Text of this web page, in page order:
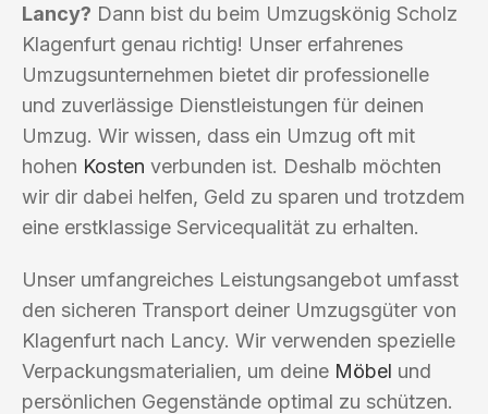
Lancy? Dann bist du beim Umzugskönig Scholz
Klagenfurt genau richtig! Unser erfahrenes
Umzugsunternehmen bietet dir professionelle
und zuverlässige Dienstleistungen für deinen
Umzug. Wir wissen, dass ein Umzug oft mit
hohen Kosten verbunden ist. Deshalb möchten
wir dir dabei helfen, Geld zu sparen und trotzdem
eine erstklassige Servicequalität zu erhalten.
Unser umfangreiches Leistungsangebot umfasst
den sicheren Transport deiner Umzugsgüter von
Klagenfurt nach Lancy. Wir verwenden spezielle
Verpackungsmaterialien, um deine Möbel und
persönlichen Gegenstände optimal zu schützen.